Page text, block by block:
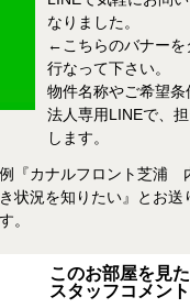
なりました。
←こちらのバナーを
行なって下さい。
物件名称やご希望条
法人専用LINEで、
します。
『カナルフロント芝浦
状況を知りたい』とお送
。
このお部屋を見た
スタッフコメント